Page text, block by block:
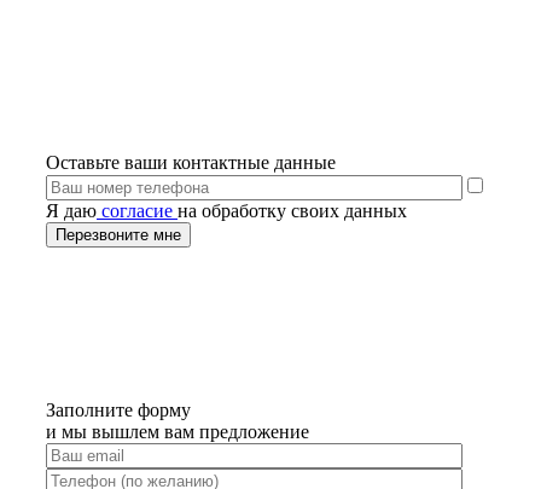
Оставьте ваши контактные данные
Я даю согласие на обработку своих данных
Заполните форму
и мы вышлем вам предложение